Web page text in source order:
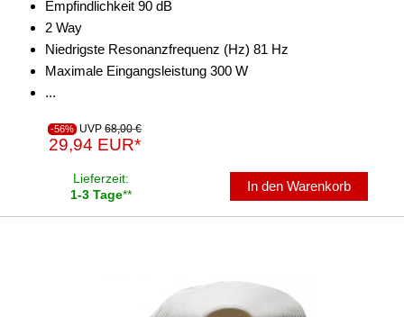
Empfindlichkeit 90 dB
2 Way
Niedrigste Resonanzfrequenz (Hz) 81 Hz
Maximale Eingangsleistung 300 W
...
-56% UVP 68,00 €
29,94 EUR*
Lieferzeit:
1-3 Tage**
In den Warenkorb